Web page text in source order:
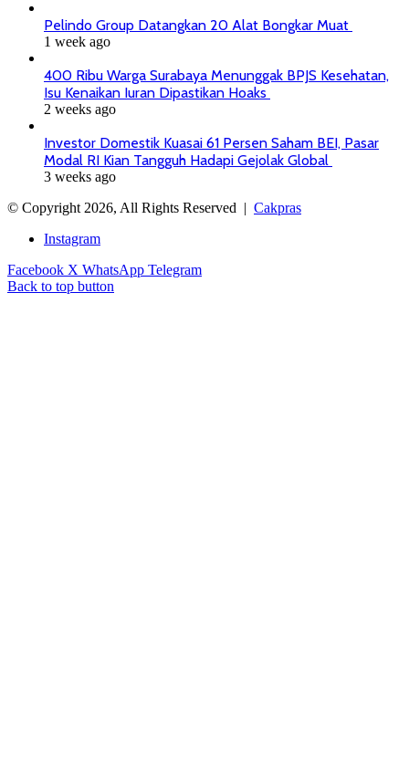
Pelindo Group Datangkan 20 Alat Bongkar Muat
1 week ago
400 Ribu Warga Surabaya Menunggak BPJS Kesehatan,
Isu Kenaikan Iuran Dipastikan Hoaks
2 weeks ago
Investor Domestik Kuasai 61 Persen Saham BEI, Pasar
Modal RI Kian Tangguh Hadapi Gejolak Global
3 weeks ago
© Copyright 2026, All Rights Reserved | Cakpras
Instagram
Facebook X WhatsApp Telegram
Back to top button